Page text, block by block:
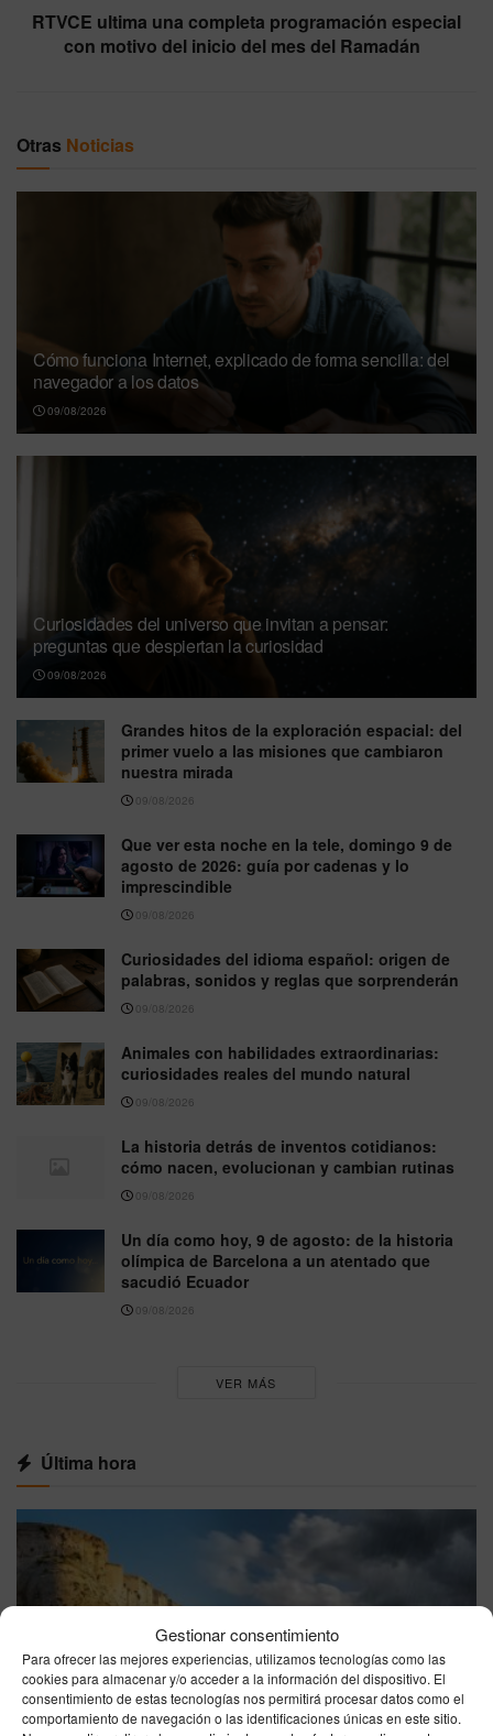
Gestionar consentimiento
Para ofrecer las mejores experiencias, utilizamos tecnologías como las
cookies para almacenar y/o acceder a la información del dispositivo. El
consentimiento de estas tecnologías nos permitirá procesar datos como el
comportamiento de navegación o las identificaciones únicas en este sitio.
RTVCE ultima una completa programación especial
con motivo del inicio del mes del Ramadán
Otras Noticias
Cómo funciona Internet, explicado de forma sencilla: del
navegador a los datos
09/08/2026
Curiosidades del universo que invitan a pensar:
preguntas que despiertan la curiosidad
09/08/2026
Grandes hitos de la exploración espacial: del
primer vuelo a las misiones que cambiaron
nuestra mirada
09/08/2026
Que ver esta noche en la tele, domingo 9 de
agosto de 2026: guía por cadenas y lo
imprescindible
09/08/2026
Curiosidades del idioma español: origen de
palabras, sonidos y reglas que sorprenderán
09/08/2026
Animales con habilidades extraordinarias:
curiosidades reales del mundo natural
09/08/2026
La historia detrás de inventos cotidianos:
cómo nacen, evolucionan y cambian rutinas
09/08/2026
Un día como hoy, 9 de agosto: de la historia
olímpica de Barcelona a un atentado que
sacudió Ecuador
09/08/2026
VER MÁS
Última hora